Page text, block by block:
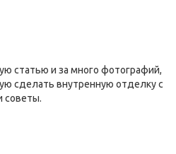
статью и за много фотографий,
сделать внутренную отделку с
советы.